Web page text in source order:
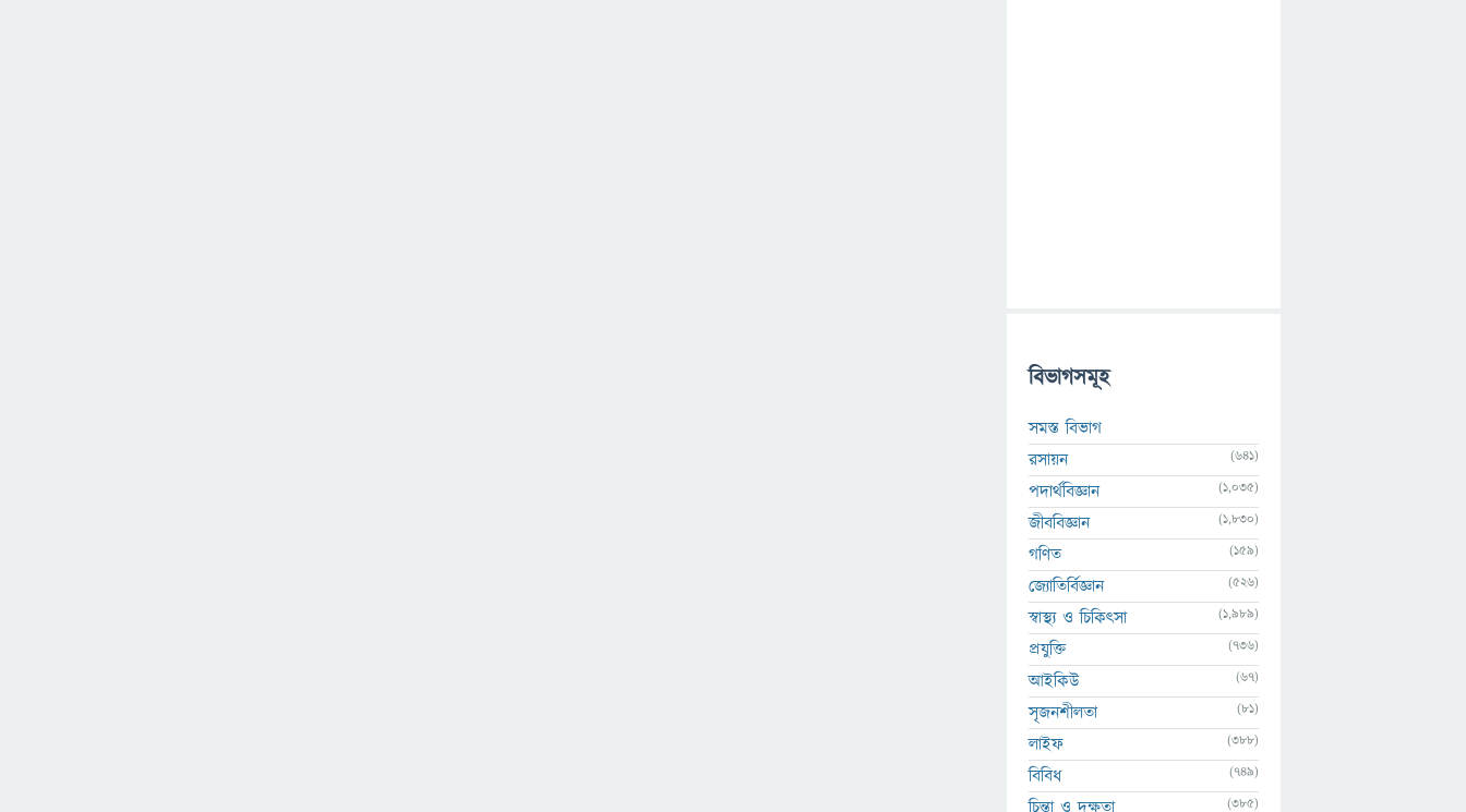
বিভাগসমূহ
সমস্ত বিভাগ
রসায়ন
(641)
পদার্থবিজ্ঞান (1,035)
জীববিজ্ঞান (1,830)
গণিত (159)
জ্যোতির্বিজ্ঞান (526)
স্বাস্থ্য ও চিকিৎসা (1,989)
প্রযুক্তি (736)
আইকিউ (67)
সৃজনশীলতা (81)
লাইফ (388)
বিবিধ (749)
চিন্তা ও দক্ষতা (385)